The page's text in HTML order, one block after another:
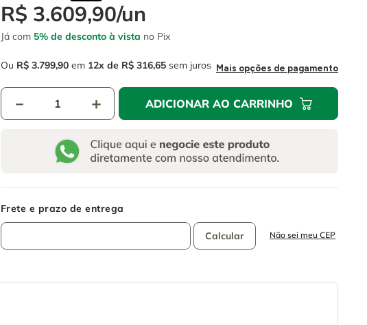
R$ 3.609,90/un
Já com 5% de desconto à vista no Pix
Ou R$ 3.799,90 em 12 R$ 316,65 sem juros Mais opções de pagamento
＋
－ ADICIONAR AO CARRINHO
Não sei meu CEP